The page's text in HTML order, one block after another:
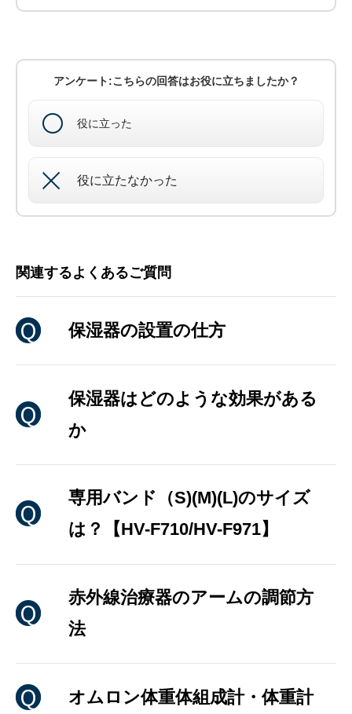
アンケート:こちらの回答はお役に立ちましたか？
役に立った
役に立たなかった
関連するよくあるご質問
保湿器の設置の仕方
保湿器はどのような効果がある
か
専用バンド（S)(M)(L)のサイズ
は？【HV-F710/HV-F971】
赤外線治療器のアームの調節方
法
オムロン体重体組成計・体重計